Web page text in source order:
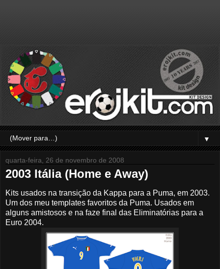
▼
quarta-feira, 26 de novembro de 2008
2003 Itália (Home e Away)
Kits usados na transição da Kappa para a Puma, em 2003.
Um dos meu templates favoritos da Puma. Usados em
alguns amistosos e na faze final das Eliminatórias para a
Euro 2004.